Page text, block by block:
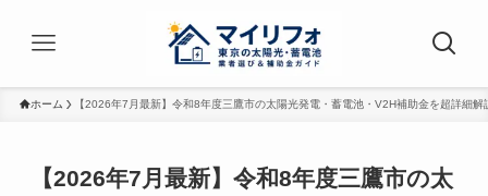
ホーム 【2026年7月最新】令和8年度三鷹市の太陽光発電・蓄電池・V2H補助金を超詳細
【2026年7月最新】令和8年度三鷹市の太